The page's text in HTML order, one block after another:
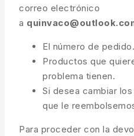
correo electrónico
a
El número de pedido.
Productos que
problema tienen.
Si desea cambiar
que le
Para proceder con la